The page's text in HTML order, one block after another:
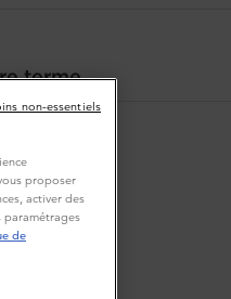
terme.
proposer
activer des
paramétrages
de
non-essentiels